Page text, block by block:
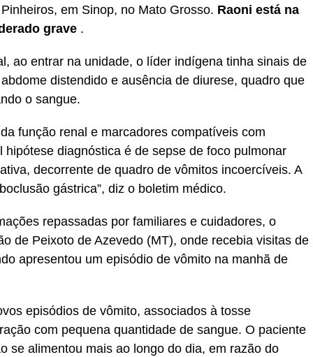
em Sinop, no Mato Grosso. Raoni está na
grave .
ao entrar na unidade, o líder indígena tinha sinais de
distendido e ausência de diurese, quadro que
o sangue.
função renal e marcadores compatíveis com
diagnóstica é de sepse de foco pulmonar
decorrente de quadro de vômitos incoercíveis. A
gástrica”, diz o boletim médico.
repassadas por familiares e cuidadores, o
de Peixoto de Azevedo (MT), onde recebia visitas de
apresentou um episódio de vômito na manhã de
episódios de vômito, associados à tosse
com pequena quantidade de sangue. O paciente
se alimentou mais ao longo do dia, em razão do